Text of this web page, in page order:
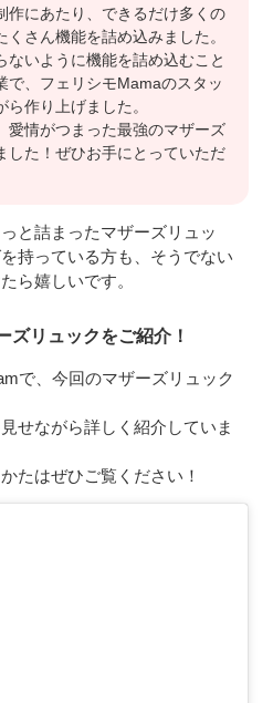
作にあたり、できるだけ多くの
くさん機能を詰め込みました。
ないように機能を詰め込むこと
で、フェリシモMamaのスタッ
作り上げました。
愛情がつまった最強のマザーズ
した！ぜひお手にとっていただ
と詰まったマザーズリュッ
持っている方も、そうでない
ら嬉しいです。
ズリュックをご紹介！
で、今回のマザーズリュック
せながら詳しく紹介していま
たはぜひご覧ください！